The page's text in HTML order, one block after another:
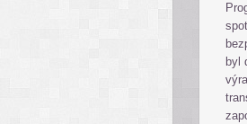
byl